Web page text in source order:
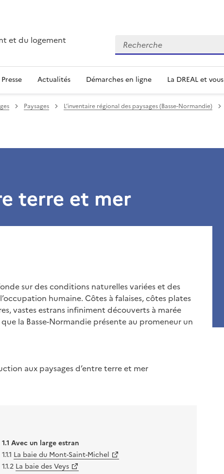
et du logement Recherche
Presse Actualités Démarches en ligne La DREAL et vous
Paysages L’inventaire régional des paysages (Basse-Normandie)
terre et mer
sur des conditions naturelles variées et des
humaine. Côtes à falaises, côtes plates
vastes estrans infiniment découverts à marée
la Basse-Normandie présente au promeneur un
aux paysages d’entre terre et mer
1.1 Avec un large estran
1.1.1 La baie du Mont-Saint-Michel
1.1.2 La baie des Veys